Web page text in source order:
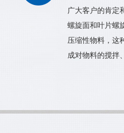
广大客户的肯定
螺旋面和叶片螺
压缩性物料，这
成对物料的搅拌